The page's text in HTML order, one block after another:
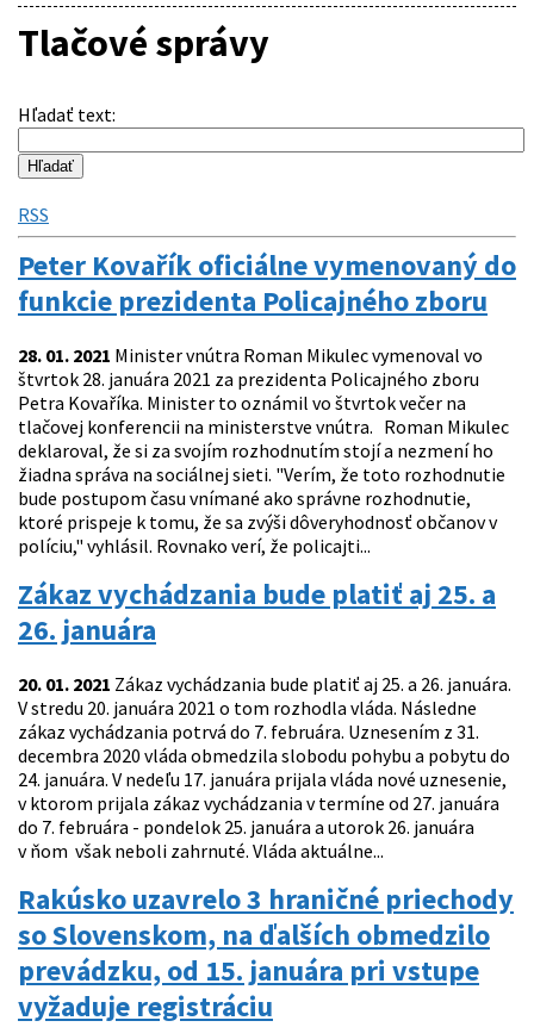
Tlačové správy
Hľadať text:
RSS
Peter Kovařík oficiálne vymenovaný do
funkcie prezidenta Policajného zboru
28. 01. 2021 Minister vnútra Roman Mikulec vymenoval vo
štvrtok 28. januára 2021 za prezidenta Policajného zboru
Petra Kovaříka. Minister to oznámil vo štvrtok večer na
tlačovej konferencii na ministerstve vnútra. Roman Mikulec
deklaroval, že si za svojím rozhodnutím stojí a nezmení ho
žiadna správa na sociálnej sieti. "Verím, že toto rozhodnutie
bude postupom času vnímané ako správne rozhodnutie,
ktoré prispeje k tomu, že sa zvýši dôveryhodnosť občanov v
políciu," vyhlásil. Rovnako verí, že policajti...
Zákaz vychádzania bude platiť aj 25. a
26. januára
20. 01. 2021 Zákaz vychádzania bude platiť aj 25. a 26. januára.
V stredu 20. januára 2021 o tom rozhodla vláda. Následne
zákaz vychádzania potrvá do 7. februára. Uznesením z 31.
decembra 2020 vláda obmedzila slobodu pohybu a pobytu do
24. januára. V nedeľu 17. januára prijala vláda nové uznesenie,
v ktorom prijala zákaz vychádzania v termíne od 27. januára
do 7. februára - pondelok 25. januára a utorok 26. januára
v ňom však neboli zahrnuté. Vláda aktuálne...
Rakúsko uzavrelo 3 hraničné priechody
so Slovenskom, na ďalších obmedzilo
prevádzku, od 15. januára pri vstupe
vyžaduje registráciu